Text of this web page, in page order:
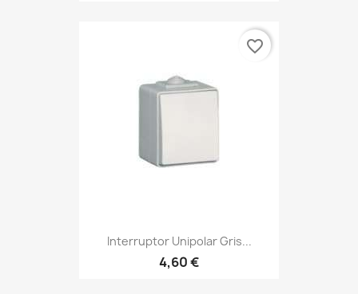
Interruptor Unipolar Gris...
4,60 €
favorite_border